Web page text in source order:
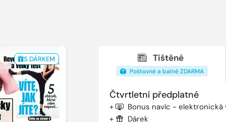
S DÁRKEM Tištěné
Poštovné a balné ZDARMA
Čtvrtletní předplatné
+ Bonus navíc - elektronická
+ Dárek